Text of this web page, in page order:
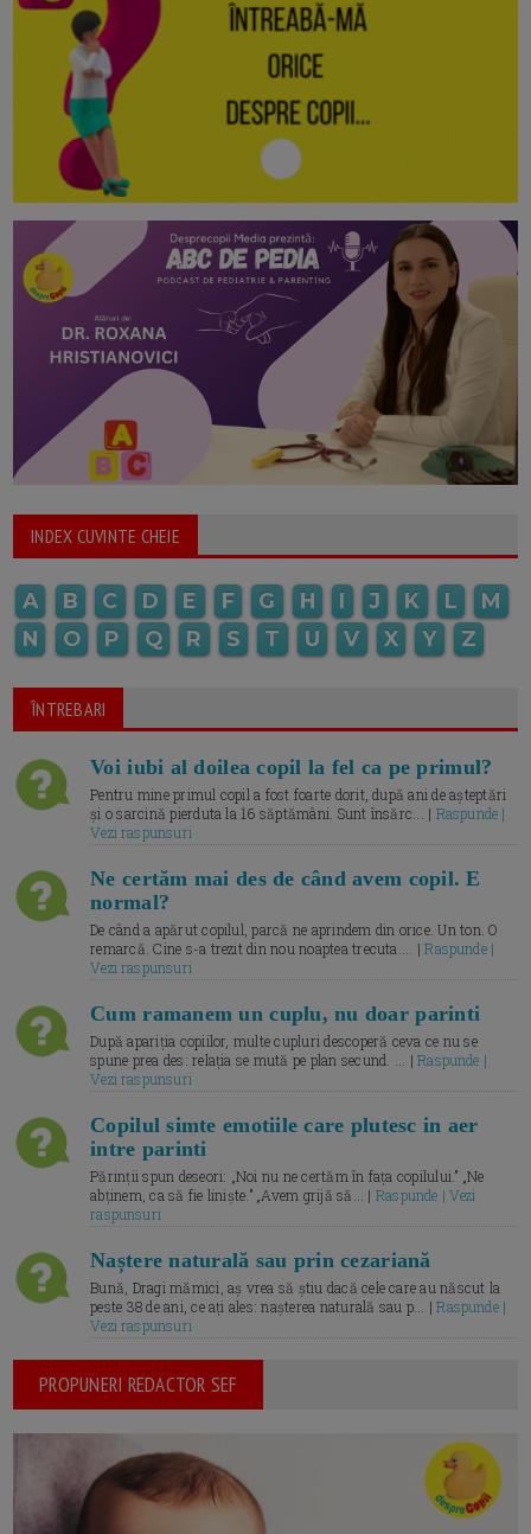
INDEX CUVINTE CHEIE
A B C D E F G H I J K L
M
N
O P Q R S T U V X Y Z
ÎNTREBARI
Voi iubi al doilea copil la fel ca pe primul?
Pentru mine primul copil a fost foarte dorit, după ani de așteptări
și o sarcină pierduta la 16 săptămâni. Sunt însărc... | Raspunde |
Vezi raspunsuri
Ne certăm mai des de când avem copil. E
normal?
De când a apărut copilul, parcă ne aprindem din orice. Un ton. O
remarcă. Cine s-a trezit din nou noaptea trecuta.... |Raspunde |
Vezi raspunsuri
Cum ramanem un cuplu, nu doar parinti
După apariția copiilor, multe cupluri descoperă ceva ce nu se
spune prea des: relația se mută pe plan secund. ... |Raspunde |
Vezi raspunsuri
Copilul simte emotiile care plutesc in aer
intre parinti
Părinții spun deseori: „Noi nu ne certăm în fața copilului.” „Ne
abținem, ca să fie liniște.” „Avem grijă să... | Raspunde | Vezi
raspunsuri
Naștere naturală sau prin cezariană
Bună, Dragi mămici, aș vrea să știu dacă cele care au născut la
peste 38 de ani, ce ați ales: nașterea naturală sau p... |Raspunde |
Vezi raspunsuri
PROPUNERI REDACTOR SEF